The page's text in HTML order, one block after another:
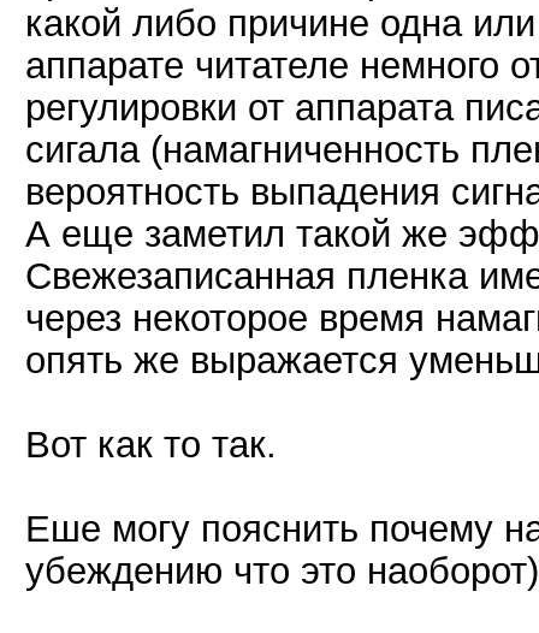
какой либо причине одна
аппарате читателе немного
регулировки от аппарата
сигала (намагниченность
вероятность выпадения
А еще заметил такой же
Свежезаписанная пленка
через некоторое время
опять же выражается
Вот как то так.
Еше могу пояснить почему
убеждению что это